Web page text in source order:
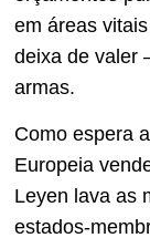
em áreas
deixa de valer
armas.
Como espera
Europeia
Leyen lava as
estados-